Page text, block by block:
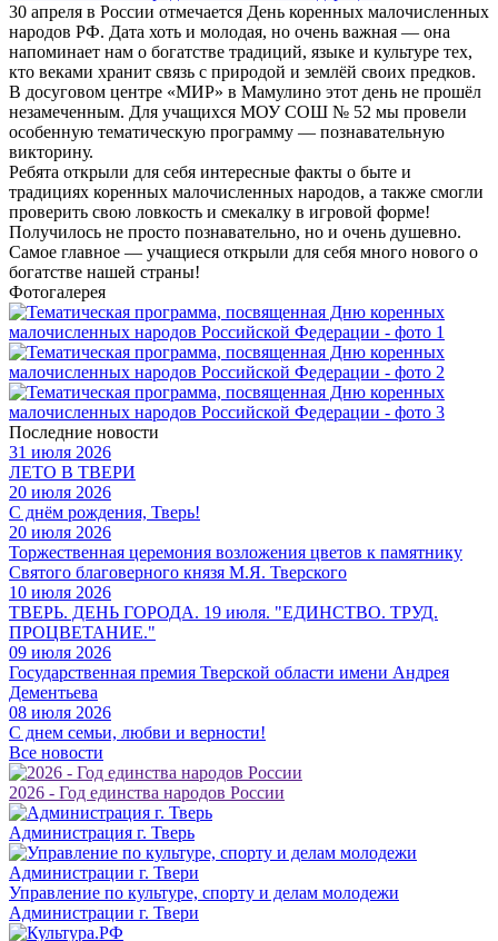
30 апреля в России отмечается День коренных малочисленных
народов РФ. Дата хоть и молодая, но очень важная — она
напоминает нам о богатстве традиций, языке и культуре тех,
кто веками хранит связь с природой и землёй своих предков.
В досуговом центре «МИР» в Мамулино этот день не прошёл
незамеченным. Для учащихся МОУ СОШ № 52 мы провели
особенную тематическую программу — познавательную
викторину.
Ребята открыли для себя интересные факты о быте и
традициях коренных малочисленных народов, а также смогли
проверить свою ловкость и смекалку в игровой форме!
Получилось не просто познавательно, но и очень душевно.
Самое главное — учащиеся открыли для себя много нового о
богатстве нашей страны!
Фотогалерея
Последние новости
31 июля 2026
ЛЕТО В ТВЕРИ
20 июля 2026
С днём рождения, Тверь!
20 июля 2026
Торжественная церемония возложения цветов к памятнику
Святого благоверного князя М.Я. Тверского
10 июля 2026
ТВЕРЬ. ДЕНЬ ГОРОДА. 19 июля. "ЕДИНСТВО. ТРУД.
ПРОЦВЕТАНИЕ."
09 июля 2026
Государственная премия Тверской области имени Андрея
Дементьева
08 июля 2026
С днем семьи, любви и верности!
Все новости
2026 - Год единства народов России
Администрация г. Тверь
Управление по культуре, спорту и делам молодежи
Администрации г. Твери